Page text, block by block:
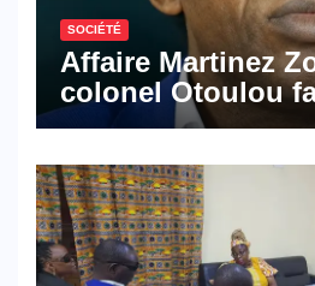
SOCIÉTÉ
Affaire Martinez
colonel Otoulou
croisé des